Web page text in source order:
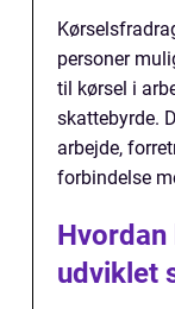
personer
til kørsel i
skattebyrde.
arbejde,
forbindelse
udviklet